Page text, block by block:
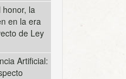
la
en la era
de Ley
Artificial: